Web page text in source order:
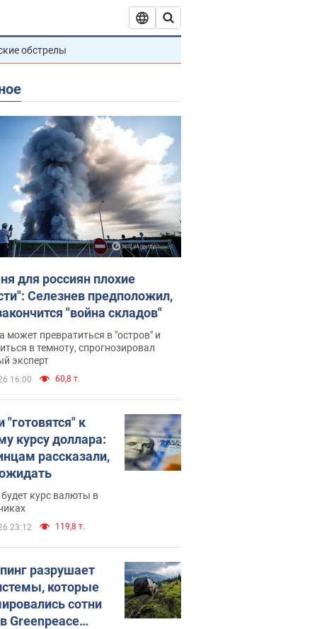
обстрелы
для россиян плохие
Селезнев предположил,
"война складов"
может превратиться в "остров" и
в темноту, спрогнозировал
эксперт
16:00 60,8 т.
"готовятся" к
курсу доллара:
рассказали,
курс валюты в
23:12 119,8 т.
разрушает
которые
сотни
Greenpeace